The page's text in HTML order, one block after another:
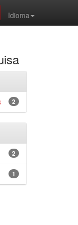
Idioma
2
2
1